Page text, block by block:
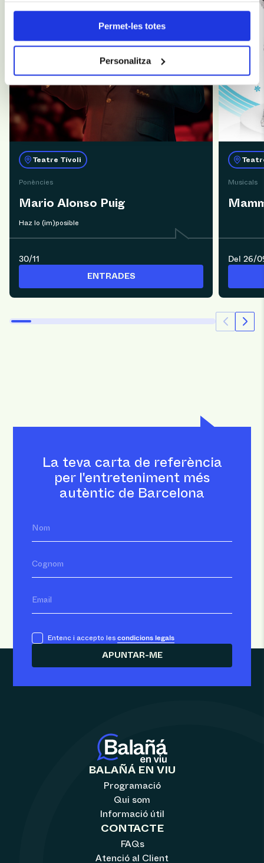
Permet-les totes
Personalitza
Teatre Tívoli
Ponències
Mario Alonso Puig
Haz lo (im)posible
30/11
ENTRADES
Musicals
Del 26/
La teva carta de referència
per l'entreteniment més
autèntic de Barcelona
Nom
Cognom
Email
Entenc i accepto lescondicions legals
BALAÑÁ EN VIU
Programació
Qui som
Informació útil
CONTACTE
FAQs
Atenció al Client